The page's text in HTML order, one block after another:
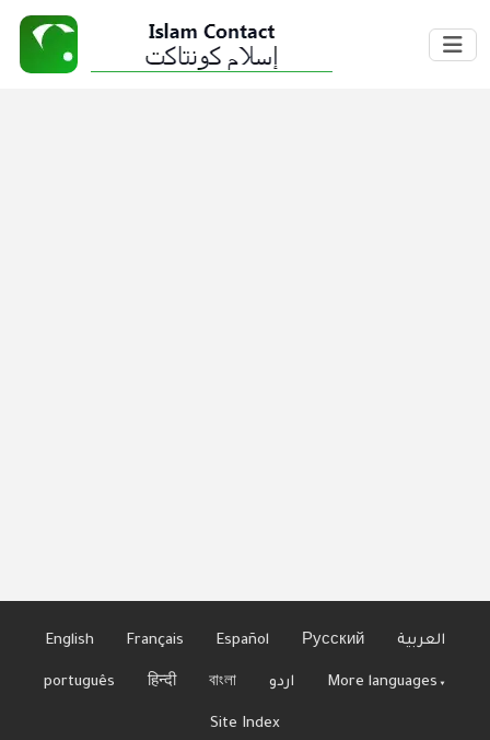
English Français Español Русский العربية
português हिन्दी বাংলা اردو More languages▾
Site Index